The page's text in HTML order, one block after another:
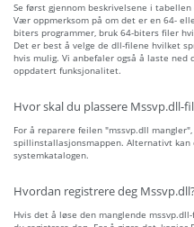
Se først gjennom beskrivelsene i
Vær oppmerksom på om det er en 64-
biters programmer, bruk 64-biters filer
Det er best å velge de dll-filene hvilket
hvis mulig. Vi anbefaler også å laste
oppdatert funksjonalitet.
Hvor skal du plassere Mssvp.dll-
For å reparere feilen "mssvp.dll
spillinstallasjonsmappen. Alternativt kan
systemkatalogen.
Hvordan registrere deg Mssvp.dll?
Hvis det å løse den manglende